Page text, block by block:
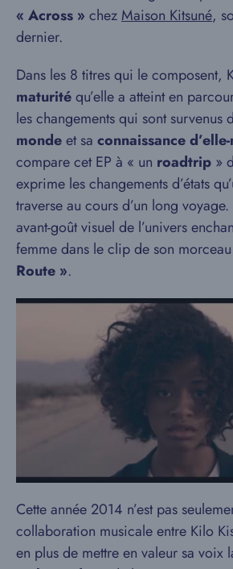
« Across » chezMaison Kitsuné,
dernier.
Dans les 8 titres qui le composent,
maturitéqu’elle a atteint en
les changements qui sont survenus
mondeet sa connaissance
compare cet EP à « un roadtrip »
exprime les changements d’états
traverse au cours d’un long
avant-goût visuel de l’univers
femme dans le clip de son morceau
Route ».
Cette année 2014 n’est pas
collaboration musicale entre Kilo
en plus de mettre en valeur sa voix